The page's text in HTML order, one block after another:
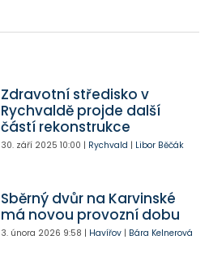
Zdravotní středisko v
Rychvaldě projde další
částí rekonstrukce
30. září 2025 10:00 | Rychvald | Libor Běčák
Sběrný dvůr na Karvinské
má novou provozní dobu
3. února 2026 9:58 | Havířov| Bára Kelnerová